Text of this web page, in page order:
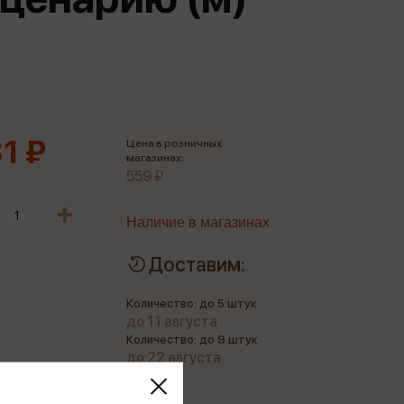
Сувениры
₽
Цена в розничных
магазинах:
559 ₽
Наличие в магазинах
Доставим:
Количество: до 5 штук
до 11 августа
Количество: до 9 штук
до 22 августа